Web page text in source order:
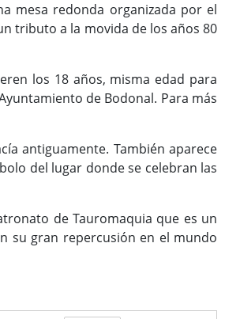
mesa redonda organizada por el
tributo a la movida de los años 80
los 18 años, misma edad para
de Bodonal. Para más
antiguamente. También aparece
del lugar donde se celebran las
de Tauromaquia que es un
su gran repercusión en el mundo